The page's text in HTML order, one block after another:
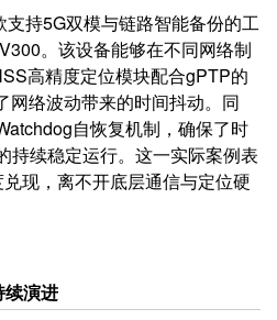
持5G双模与链路智能备份的工
。该设备能够在不同网络制
高精度定位模块配合gPTP的
网络波动带来的时间抖动。同
自恢复机制，确保了时
持续稳定运行。这一实际案例表
现，离不开底层通信与定位硬
演进